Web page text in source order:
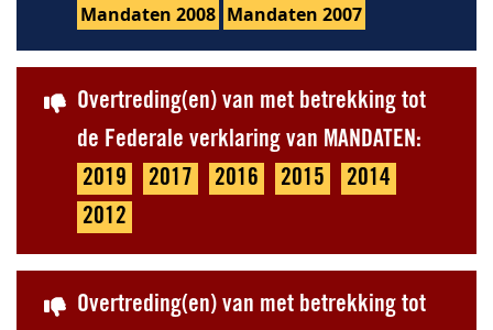
Mandaten 2008 Mandaten 2007
Overtreding(en) van met betrekking tot
de Federale verklaring van MANDATEN:
2019
2017 2016 2015
2014
2012
Overtreding(en) van met betrekking tot